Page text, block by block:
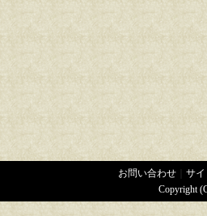
お問い合わせ
サ
Copyright